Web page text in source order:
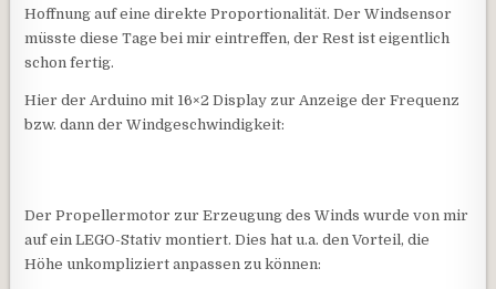
Hoffnung auf eine direkte Proportionalität. Der Windsensor
müsste diese Tage bei mir eintreffen, der Rest ist eigentlich
schon fertig.
Hier der Arduino mit 16×2 Display zur Anzeige der Frequenz
bzw. dann der Windgeschwindigkeit:
Der Propellermotor zur Erzeugung des Winds wurde von mir
auf ein LEGO-Stativ montiert. Dies hat u.a. den Vorteil, die
Höhe unkompliziert anpassen zu können: